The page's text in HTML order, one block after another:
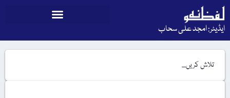
ایڈیٹر: امجد علی سحاب